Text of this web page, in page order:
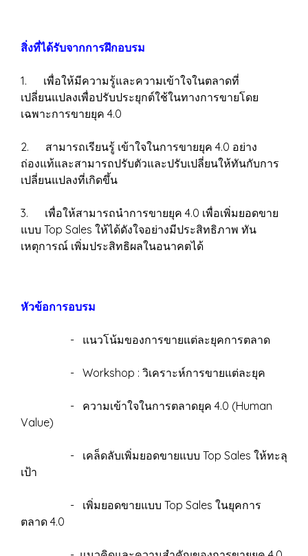
สิ่งที่ได้รับจากการฝึกอบรม
1. เพื่อให้มีความรู้และความเข้าใจในตลาดที่
เปลี่ยนแปลงเพื่อปรับประยุกต์ใช้ในทางการขายโดย
เฉพาะการขายยุค 4.0
2. สามารถเรียนรู้ เข้าใจในการขายยุค 4.0 อย่าง
ถ่องแท้และสามารถปรับตัวและปรับเปลี่ยนให้ทันกับการ
เปลี่ยนแปลงที่เกิดขึ้น
3. เพื่อให้สามารถนำการขายยุค 4.0 เพื่อเพิ่มยอดขาย
แบบ Top Sales ให้ได้ดังใจอย่างมีประสิทธิภาพ ทัน
เหตุการณ์ เพิ่มประสิทธิผลในอนาคตได้
หัวข้อการอบรม
- แนวโน้มของการขายแต่ละยุคการตลาด
- Workshop : วิเคราะห์การขายแต่ละยุค
- ความเข้าใจในการตลาดยุค 4.0 (Human
Value)
- เคล็ดลับเพิ่มยอดขายแบบ Top Sales ให้ทะลุ
เป้า
- เพิ่มยอดขายแบบ Top Sales ในยุคการ
ตลาด 4.0